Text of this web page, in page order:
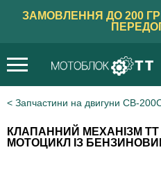
ЗАМОВЛЕННЯ ДО 200
Запчастини на двигуни CB-
КЛАПАННИЙ МЕХАНІЗМ TT
МОТОЦИКЛ ІЗ